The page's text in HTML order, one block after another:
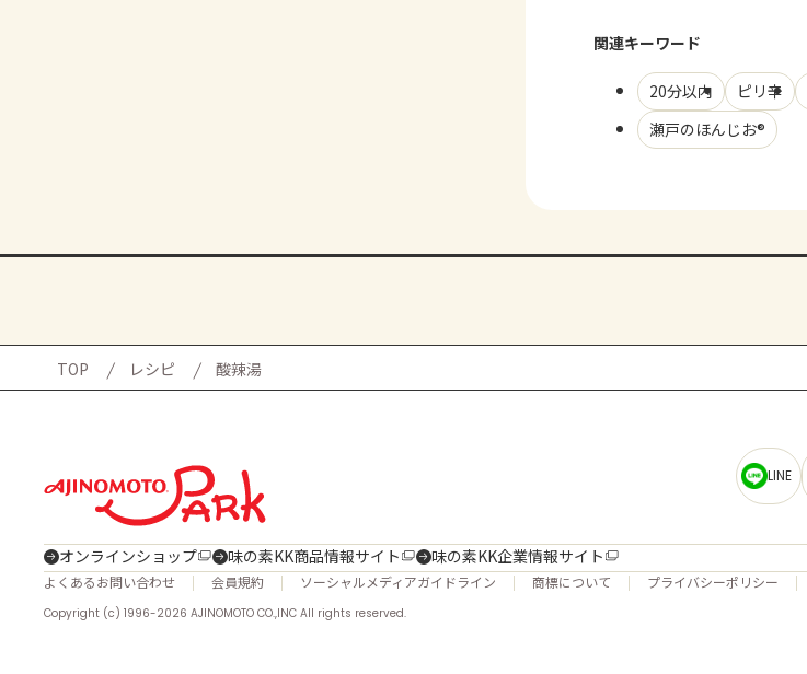
関連キーワード
20分以内 ピリ辛
瀬戸のほんじお®
TOP レシピ 酸辣湯
LINE
オンラインショップ 味の素KK商品情報サイト 味の素KK企業情報サイト
よくあるお問い合わせ 会員規約 ソーシャルメディアガイドライン 商標について プライバシーポリシー
Copyright (c) 1996-2026 AJINOMOTO CO.,INC All rights reserved.